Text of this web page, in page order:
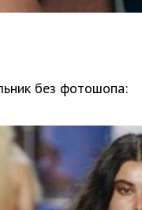
без фотошопа: